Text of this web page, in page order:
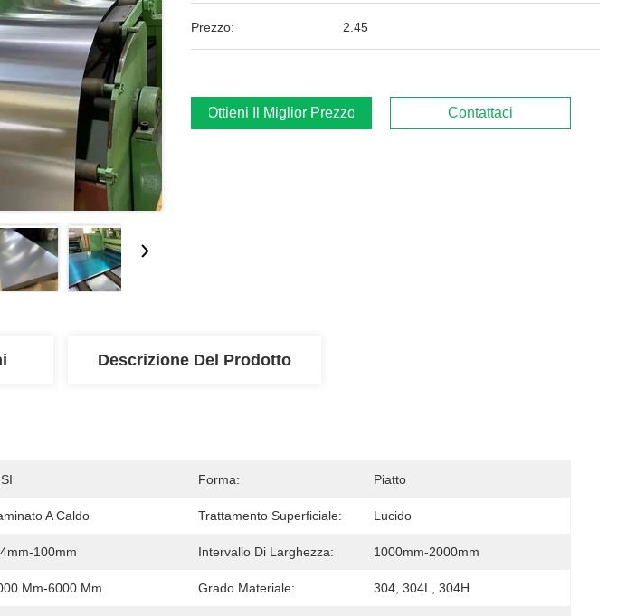
Prezzo: 2.45
Ottieni Il Miglior Prezzo Contattaci
Descrizione Del Prodotto
Forma: Piatto
A Caldo Trattamento Superficiale: Lucido
100mm Intervallo Di Larghezza: 1000mm-2000mm
Mm-6000 Mm Grado Materiale: 304, 304L, 304H